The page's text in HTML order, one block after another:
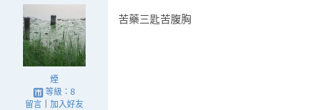
煙
等級：8
留言｜ 加入好友
苦藥三匙苦腹胸